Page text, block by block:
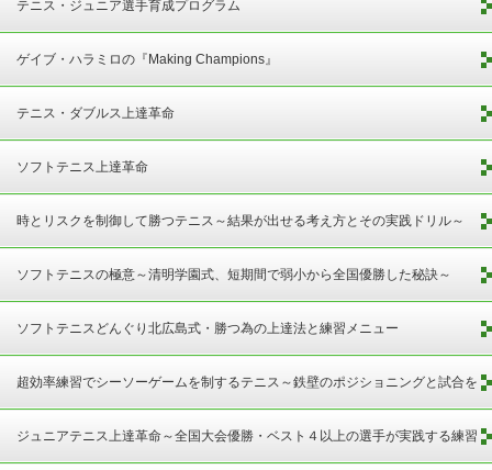
テニス・ジュニア選手育成プログラム
ゲイブ・ハラミロの『Making Champions』
テニス・ダブルス上達革命
ソフトテニス上達革命
時とリスクを制御して勝つテニス～結果が出せる考え方とその実践ドリル～
ソフトテニスの極意～清明学園式、短期間で弱小から全国優勝した秘訣～
ソフトテニスどんぐり北広島式・勝つ為の上達法と練習メニュー
超効率練習でシーソーゲームを制するテニス～鉄壁のポジショニングと試合を
決めるショット～
ジュニアテニス上達革命～全国大会優勝・ベスト４以上の選手が実践する練習